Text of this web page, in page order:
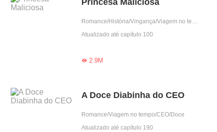
Princesa Maliciosa
Romance/História/Vingança/Viagem no tempo
Atualizado até capítulo 100
2.9M
A Doce Diabinha do CEO
Romance/Viagem no tempo/CEO/Doce
Atualizado até capítulo 190